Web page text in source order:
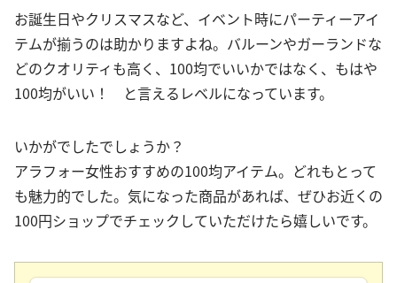
お誕生日やクリスマスなど、イベント時にパーティーアイ
テムが揃うのは助かりますよね。バルーンやガーランドな
どのクオリティも高く、100均でいいかではなく、もはや
100均がいい！ と言えるレベルになっています。
いかがでしたでしょうか？
アラフォー女性おすすめの100均アイテム。どれもとって
も魅力的でした。気になった商品があれば、ぜひお近くの
100円ショップでチェックしていただけたら嬉しいです。